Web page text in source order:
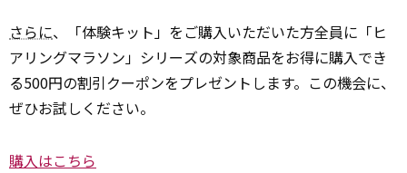
さらに、「体験キット」をご購入いただいた方全員に「ヒ
アリングマラソン」シリーズの対象商品をお得に購入でき
る500円の割引クーポンをプレゼントします。この機会に、
ぜひお試しください。
購入はこちら